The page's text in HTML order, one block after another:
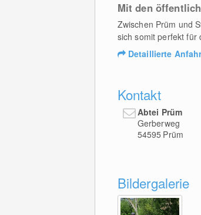
Mit den
Zwischen Prüm und
sich somit perfekt für
Detaillierte
Kontakt
Abtei Prüm
Gerberweg
54595 Prüm
Bildergalerie